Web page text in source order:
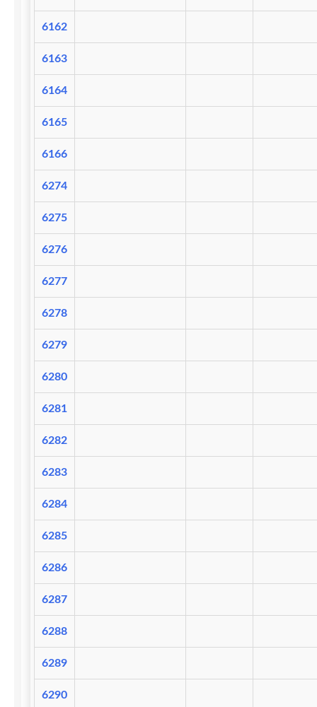
6162
6163
6164
6165
6166
6274
6275
6276
6277
6278
6279
6280
6281
6282
6283
6284
6285
6286
6287
6288
6289
6290